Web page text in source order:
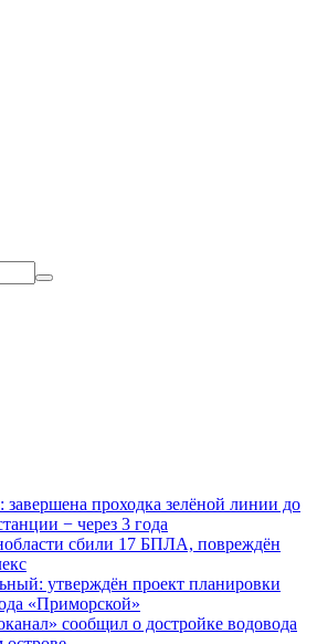
проходка зелёной линии до
− через 3 года
сбили 17 БПЛА, повреждён
утверждён проект планировки
«Приморской»
сообщил о достройке водовода